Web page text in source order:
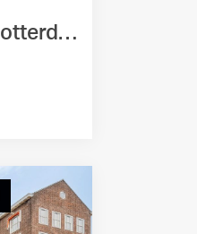
Snellemanstraat 19, Rotterdam